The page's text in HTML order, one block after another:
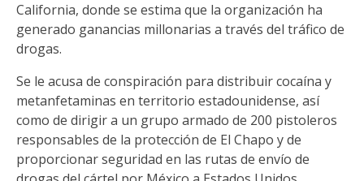
California, donde se estima que la organización ha
generado ganancias millonarias a través del tráfico de
drogas.
Se le acusa de conspiración para distribuir cocaína y
metanfetaminas en territorio estadounidense, así
como de dirigir a un grupo armado de 200 pistoleros
responsables de la protección de El Chapo y de
proporcionar seguridad en las rutas de envío de